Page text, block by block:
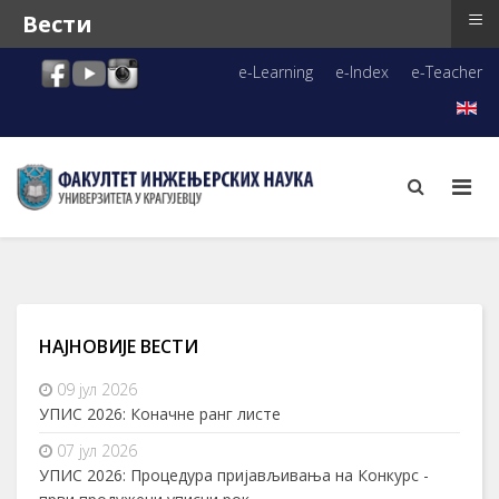
e-Learning e-Index e-Teacher
НАЈНОВИЈЕ ВЕСТИ
09 јул 2026
УПИС 2026: Коначне ранг листе
07 јул 2026
УПИС 2026: Процедура пријављивања на Конкурс -
Вести ≡